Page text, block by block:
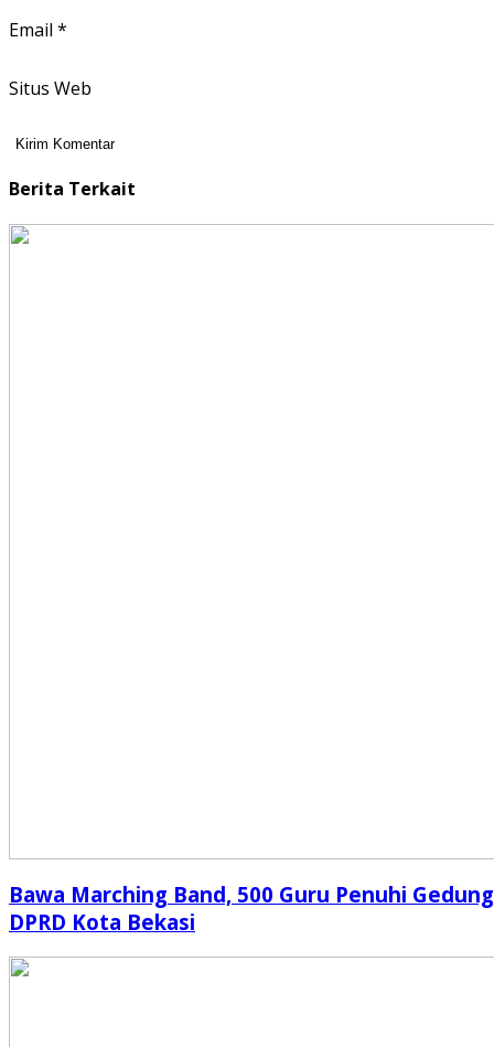
Email *
Situs Web
Berita Terkait
Bawa Marching Band, 500 Guru Penuhi Gedung
DPRD Kota Bekasi